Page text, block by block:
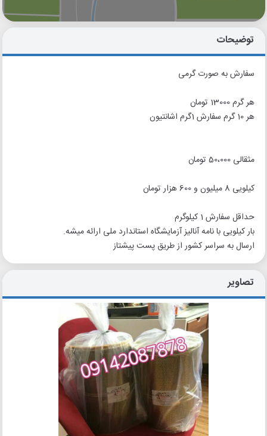
توضیحات
سفارش به صورت گرمی
هر گرم 13000 تومان
هر 10 گرم سفارش 1گرم اشانتیون
مثقالی 50،000 تومان
کیلویی 8 میلیون و 600 هزار تومان
حداقل سفارش 1 کیلوگرم
بار کیلویی با نامه آنالیز آزمایشگاه استاندارد ملی ارائه میشه.
ارسال به سراسر کشور از طریق پست پیشتاز
تصاویر